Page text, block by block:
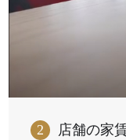
2 店舗の家